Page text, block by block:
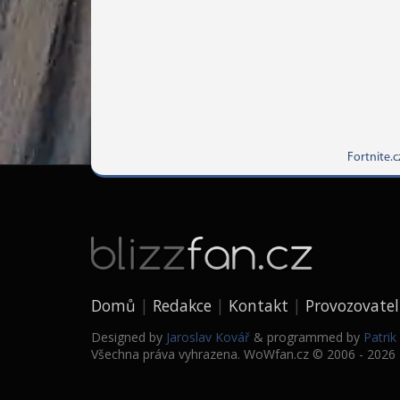
Domů Redakce Kontakt Provozovatel
Designed by Jaroslav Kovář & programmed by
Všechna práva vyhrazena. WoWfan.cz © 2006 - 2026